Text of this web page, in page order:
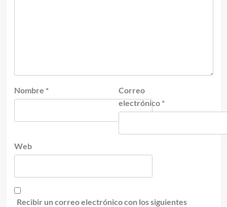
Nombre *
Correo
electrónico *
Web
Recibir un correo electrónico con los siguientes